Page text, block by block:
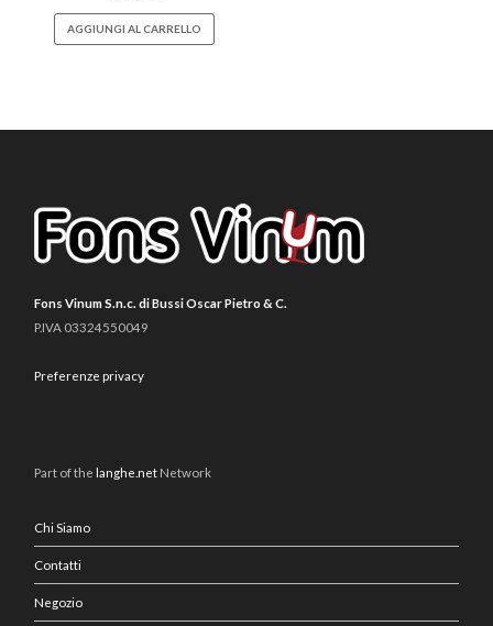
AGGIUNGI AL CARRELLO
Fons Vinum S.n.c. di Bussi Oscar Pietro & C.
P.IVA 03324550049
Preferenze privacy
Part of thelanghe.net Network
Chi Siamo
Contatti
Negozio